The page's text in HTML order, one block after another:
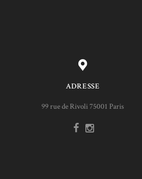
ADRESSE
99 rue de Rivoli 75001 Paris